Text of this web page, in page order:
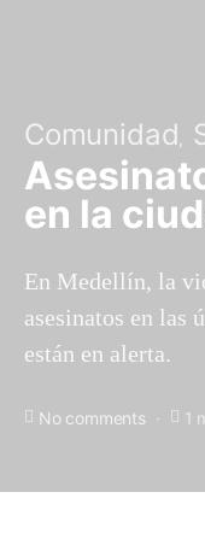
Comunidad
en la
En Medellín, la
asesinatos en las
están en alerta.
No comments 1